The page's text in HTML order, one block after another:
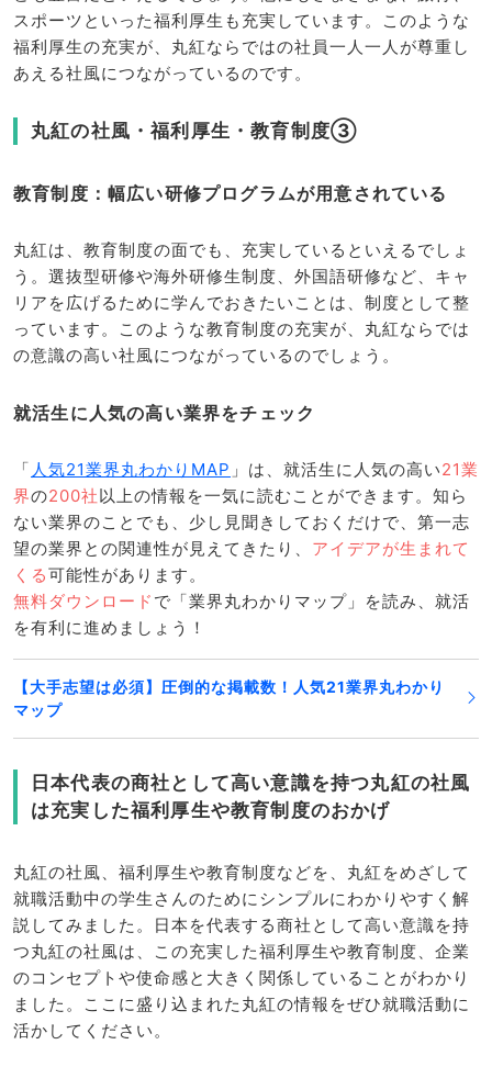
スポーツといった福利厚生も充実しています。このような
福利厚生の充実が、丸紅ならではの社員一人一人が尊重し
あえる社風につながっているのです。
丸紅の社風・福利厚生・教育制度③
教育制度：幅広い研修プログラムが用意されている
丸紅は、教育制度の面でも、充実しているといえるでしょ
う。選抜型研修や海外研修生制度、外国語研修など、キャ
リアを広げるために学んでおきたいことは、制度として整
っています。このような教育制度の充実が、丸紅ならでは
の意識の高い社風につながっているのでしょう。
就活生に人気の高い業界をチェック
「 人気21業界丸わかりMAP 」は、就活生に人気の高い21業
界の200社以上の情報を一気に読むことができます。知ら
ない業界のことでも、少し見聞きしておくだけで、第一志
望の業界との関連性が見えてきたり、 アイデアが生まれて
くる可能性があります。
無料ダウンロード で「業界丸わかりマップ」を読み、就活
を有利に進めましょう！
【大手志望は必須】圧倒的な掲載数！人気21業界丸わかり
マップ
日本代表の商社として高い意識を持つ丸紅の社風
は充実した福利厚生や教育制度のおかげ
丸紅の社風、福利厚生や教育制度などを、丸紅をめざして
就職活動中の学生さんのためにシンプルにわかりやすく解
説してみました。日本を代表する商社として高い意識を持
つ丸紅の社風は、この充実した福利厚生や教育制度、企業
のコンセプトや使命感と大きく関係していることがわかり
ました。ここに盛り込まれた丸紅の情報をぜひ就職活動に
活かしてください。